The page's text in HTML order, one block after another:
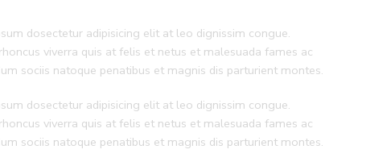
dosectetur adipisicing elit at leo dignissim congue.
viverra quis at felis et netus et malesuada fames ac
sociis natoque penatibus et magnis dis parturient montes.
dosectetur adipisicing elit at leo dignissim congue.
viverra quis at felis et netus et malesuada fames ac
sociis natoque penatibus et magnis dis parturient montes.